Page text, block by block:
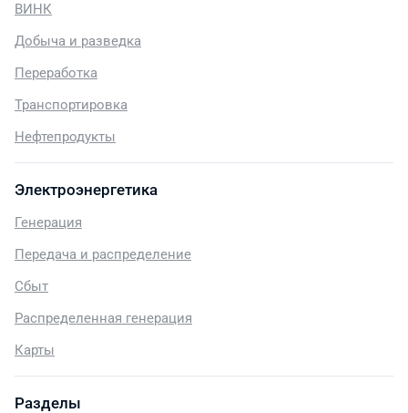
ВИНК
Добыча и разведка
Переработка
Транспортировка
Нефтепродукты
Электроэнергетика
Генерация
Передача и распределение
Сбыт
Распределенная генерация
Карты
Разделы